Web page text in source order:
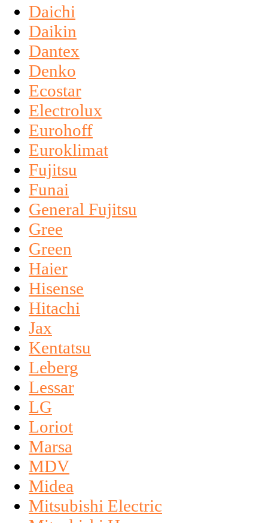
Daichi
Daikin
Dantex
Denko
Ecostar
Electrolux
Eurohoff
Euroklimat
Fujitsu
Funai
General Fujitsu
Gree
Green
Haier
Hisense
Hitachi
Jax
Kentatsu
Leberg
Lessar
LG
Loriot
Marsa
MDV
Midea
Mitsubishi Electric